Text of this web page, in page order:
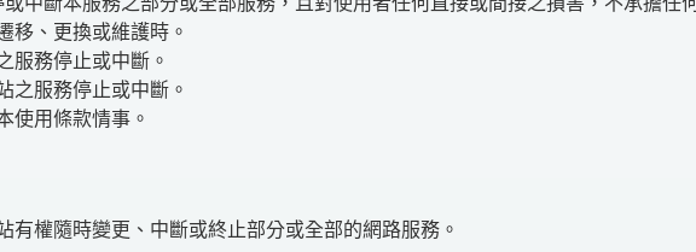
移、更換或維護時。
服務停止或中斷。
之服務停止或中斷。
使用條款情事。
有權隨時變更、中斷或終止部分或全部的網路服務。